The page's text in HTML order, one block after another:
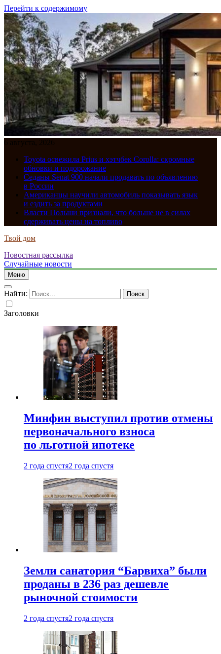
Перейти к содержимому
6 августа, 2026
Toyota освежила Prius и хэтчбек Corolla: скромные
обновки и подорожание
Седаны Senat 900 начали продавать по объявлению
в России
Американцы научили автомобиль показывать язык
и ездить за продуктами
Власти Польши признали, что больше не в силах
сдерживать цены на топливо
Твой дом
Новостная рассылка
Случайные новости
Меню
Найти:
Заголовки
Минфин выступил против отмены
первоначального взноса
по льготной ипотеке
2 года спустя2 года спустя
Земли санатория “Барвиха” были
проданы в 236 раз дешевле
рыночной стоимости
2 года спустя2 года спустя